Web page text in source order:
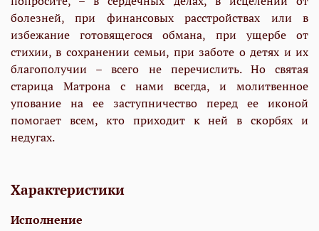
болезней, при финансовых расстройствах или в
избежание готовящегося обмана, при ущербе от
стихии, в сохранении семьи, при заботе о детях и их
благополучии – всего не перечислить. Но святая
старица Матрона с нами всегда, и молитвенное
упование на ее заступничество перед ее иконой
помогает всем, кто приходит к ней в скорбях и
недугах.
Характеристики
Исполнение